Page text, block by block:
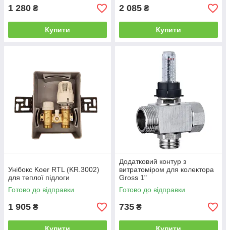
1 280 ₴
Купити
2 085 ₴
Купити
Унібокс Koer RTL (KR.3002)
для теплої підлоги
Готово до відправки
1 905 ₴
Додатковий контур з
витратоміром для колектора
Gross 1"
Готово до відправки
735 ₴